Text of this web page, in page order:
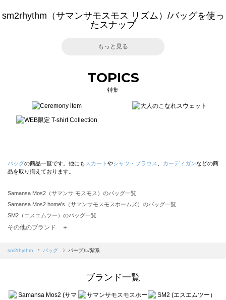
sm2rhythm（サマンサモスモス リズム）/バッグを使っ
たスナップ
もっと見る
TOPICS
特集
バッグの商品一覧です。他にも スカート やシャツ・ブラウス カーディガンなどの商
品を取り揃えております。
Samansa Mos2（サマンサ モスモス）のバッグ一覧
Samansa Mos2 home's（サマンサモスモスホームズ）のバッグ一覧
SM2（エスエムツー）のバッグ一覧
TSUHARU by Samansa Mos2（ツハルバイサマンサモスモス）のバッグ一覧
Samansa Mos2 blue（サマンサモスモス ブルー）のバッグ一覧
sō4ū（ソウフォーユー）のバッグ一覧
Te chichi（テチチ）のバッグ一覧
その他のブランド ＋
sm2rhythm バッグ パープル/紫系
ブランド一覧